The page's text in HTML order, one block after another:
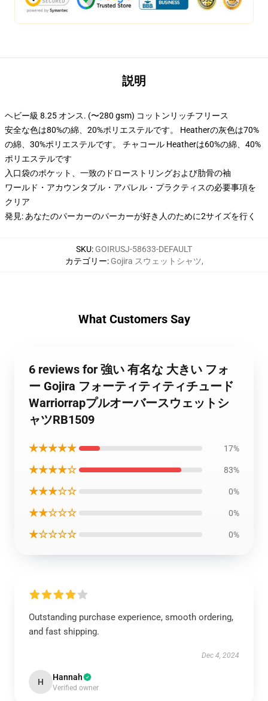
説明
ヘビー級 8.25 オンス. (〜280 gsm) コットンリッチフリース
安全な色は80%の綿、20%ポリエステルです。 Heatherの灰色は70%
の綿、30%ポリエステルです。 チャコール Heatherは60%の綿、40%
ポリエステルです
入口袋のポケット、一致のドローストリングおよび肋骨の袖
ワールド・アカウンタブル・アパレル・プラクティスの必要事項を
クリア
発見: あなたのパーカーのパーカーが好き人のために2サイズを行く
SKU: GOIRUSJ-58633-DEFAULT
カテゴリー: Gojira スウェットシャツ,
What Customers Say
6 reviews for 強い 有名な 大きい フォ
ー Gojira フォーティティティチュード
Warriorrapプルオーバースウェットシ
ャツRB1509
★★★★★ 17%
★★★★☆ 83%
★★★☆☆ 0%
★★☆☆☆ 0%
★☆☆☆☆ 0%
Outstanding purchase experience, smooth ordering,
and fast shipping.
Dec 4, 2024
H Hannah
Verified owner